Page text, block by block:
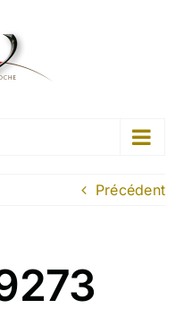
Précédent